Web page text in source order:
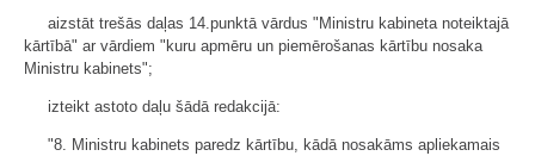
aizstāt trešās daļas 14.punktā vārdus "Ministru kabineta noteiktajā
kārtībā" ar vārdiem "kuru apmēru un piemērošanas kārtību nosaka
Ministru kabinets";
izteikt astoto daļu šādā redakcijā:
"8. Ministru kabinets paredz kārtību, kādā nosakāms apliekamais